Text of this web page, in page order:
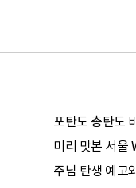
포탄도 총탄도
미리 맛본 서울
주님 탄생 예고